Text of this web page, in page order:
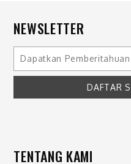
NEWSLETTER
TENTANG KAMI